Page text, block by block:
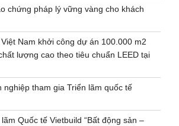
chứng pháp lý vững vàng cho khách
Nam khởi công dự án 100.000 m2
lượng cao theo tiêu chuẩn LEED tại
nghiệp tham gia Triển lãm quốc tế
Quốc tế Vietbuild “Bất động sản –